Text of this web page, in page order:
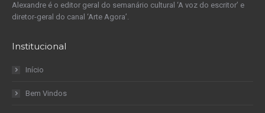
Alexandre é o editor geral do semanário cultural ‘A voz do escritor’ e
diretor-geral do canal ‘Arte Agora’.
Institucional
Início
Bem Vindos